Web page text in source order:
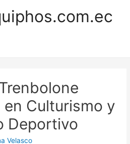
Culturismo y
Deportivo
Velasco